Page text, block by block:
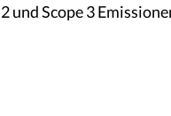
2 und Scope 3